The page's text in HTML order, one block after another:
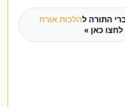
התורה להלכות אורח
כאן »